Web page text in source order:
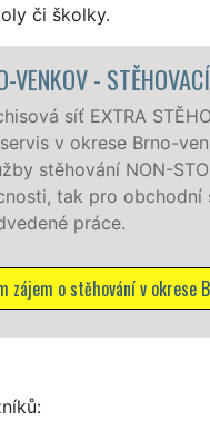
či školky.
- STĚHOVACÍ
síť EXTRA
okrese Brno-venkov.
NON-STOP 24
pro obchodní
práce.
o stěhování v okrese Brno-